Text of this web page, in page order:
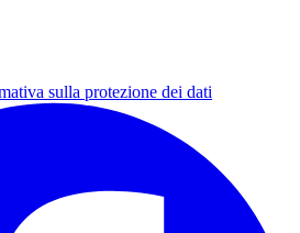
sulla protezione dei dati